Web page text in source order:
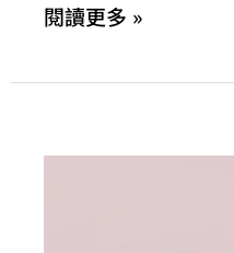
店
閱讀更多 »